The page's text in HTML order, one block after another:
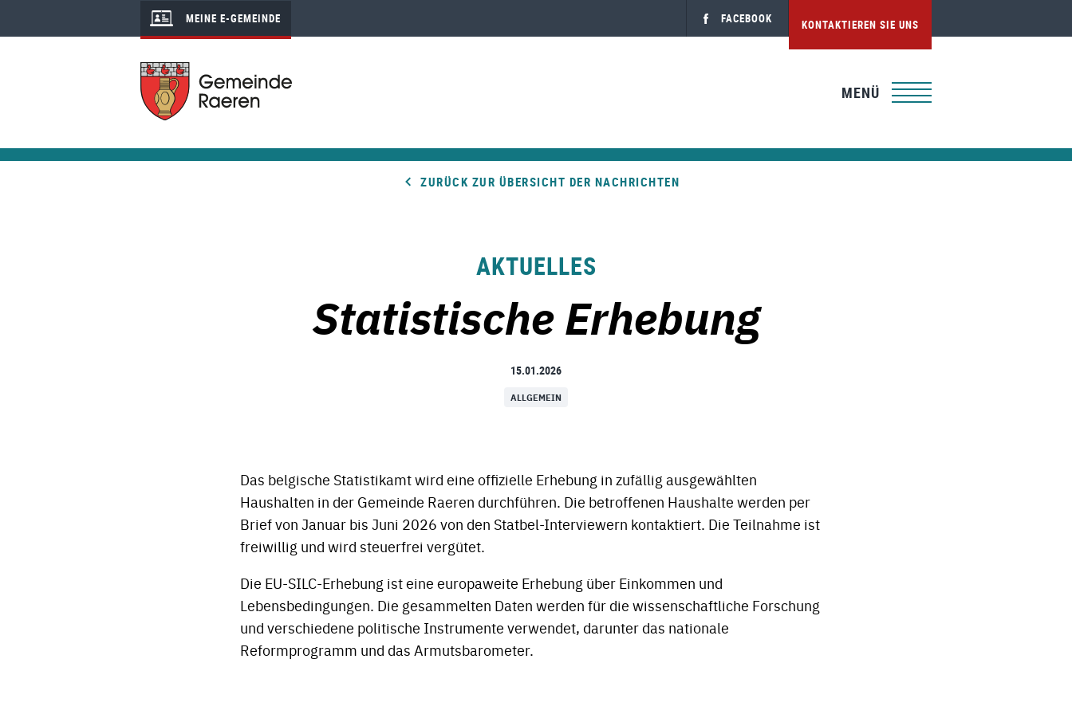
MEINE E-GEMEINDE FACEBOOK KONTAKTIEREN SIE UNS
MENÜ
ZURÜCK ZUR ÜBERSICHT DER NACHRICHTEN
AKTUELLES
Statistische Erhebung
15.01.2026
ALLGEMEIN
Das belgische Statistikamt wird eine offizielle Erhebung in zufällig ausgewählten
Haushalten in der Gemeinde Raeren durchführen. Die betroffenen Haushalte werden per
Brief von Januar bis Juni 2026 von den Statbel-Interviewern kontaktiert. Die Teilnahme ist
freiwillig und wird steuerfrei vergütet.
Die EU-SILC-Erhebung ist eine europaweite Erhebung über Einkommen und
Lebensbedingungen. Die gesammelten Daten werden für die wissenschaftliche Forschung
und verschiedene politische Instrumente verwendet, darunter das nationale
Reformprogramm und das Armutsbarometer.